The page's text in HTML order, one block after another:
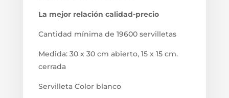
La mejor relación calidad-precio
Cantidad mínima de 19600 servilletas
Medida: 30 x 30 cm abierto, 15 x 15 cm.
cerrada
Servilleta Color blanco